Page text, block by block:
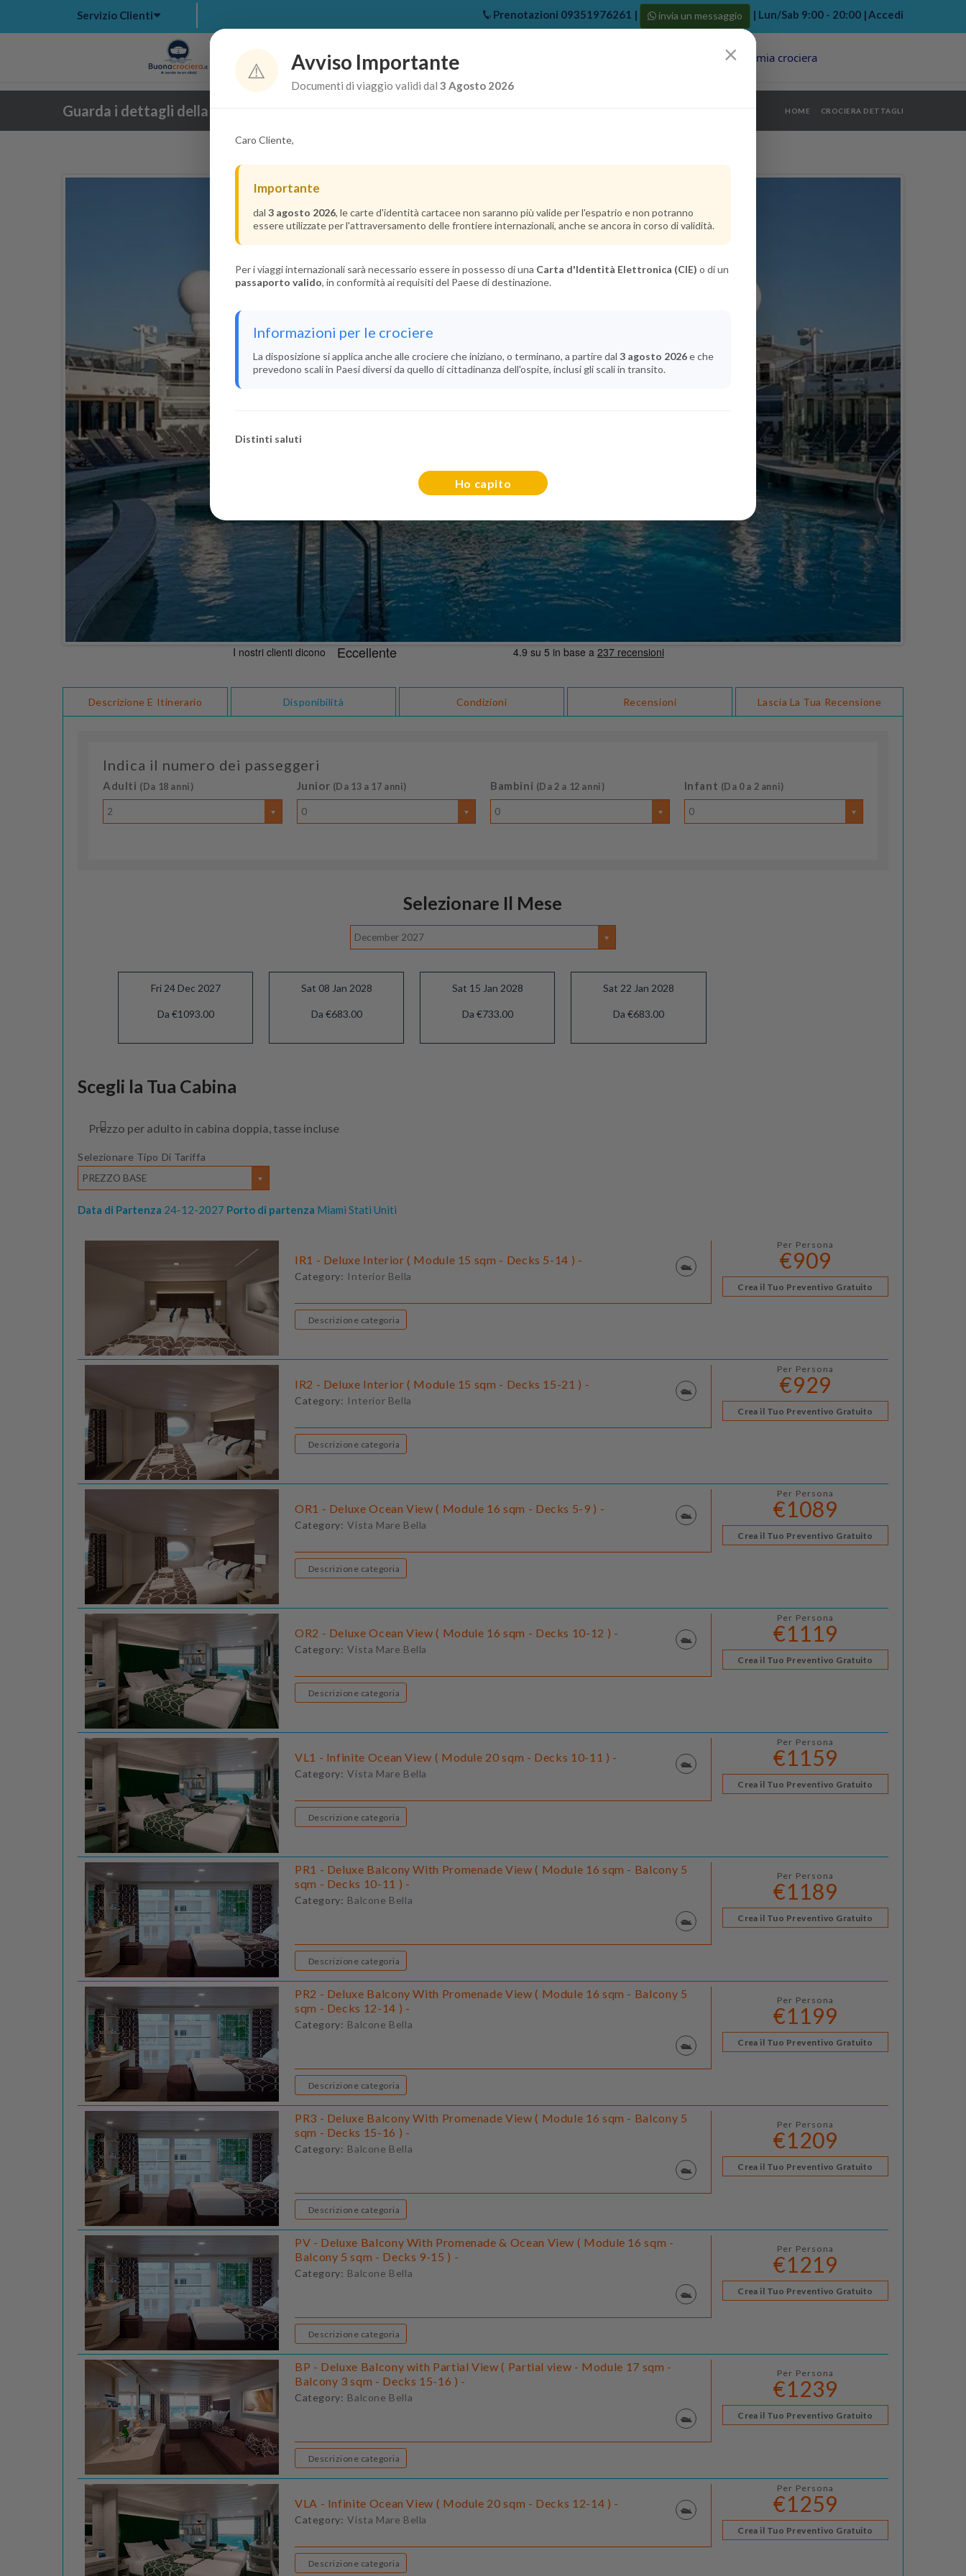
>
>
Servizio Clienti Prenotazioni 09351976261 | invia un messaggio | Lun/Sab 9:00 - 20:00 |Accedi
Home Chi Siamo Offerte Crociere Last Minute La mia crociera
Guarda i dettagli della crociera HOME CROCIERA DETTAGLI
Descrizione E Itinerario Disponibilità Condizioni Recensioni Lascia La Tua Recensione
Indica il numero dei passeggeri
Adulti (Da 18 anni)
2
Junior (Da 13 a 17 anni)
0
Bambini (Da 2 a 12 anni)
0
Infant (Da 0 a 2 anni)
0
Selezionare Il Mese
December 2027
Fri 24 Dec 2027
Da €1093.00
Sat 08 Jan 2028
Da €683.00
Sat 15 Jan 2028
Da €733.00
Sat 22 Jan 2028
Da €683.00
Scegli la Tua Cabina
Prezzo per adulto in cabina doppia, tasse incluse
Selezionare Tipo Di Tariffa
PREZZO BASE
Data di Partenza 24-12-2027 Porto di partenza Miami Stati Uniti
IR1 - Deluxe Interior ( Module 15 sqm - Decks 5-14 ) -
Category: Interior Bella
Per Persona
€909
Crea il Tuo Preventivo Gratuito
Descrizione categoria
IR2 - Deluxe Interior ( Module 15 sqm - Decks 15-21 ) -
Category: Interior Bella
Per Persona
€929
Crea il Tuo Preventivo Gratuito
Descrizione categoria
OR1 - Deluxe Ocean View ( Module 16 sqm - Decks 5-9 ) -
Category: Vista Mare Bella
Per Persona
€1089
Crea il Tuo Preventivo Gratuito
Descrizione categoria
OR2 - Deluxe Ocean View ( Module 16 sqm - Decks 10-12 ) -
Category: Vista Mare Bella
Per Persona
€1119
Crea il Tuo Preventivo Gratuito
Descrizione categoria
VL1 - Infinite Ocean View ( Module 20 sqm - Decks 10-11 ) -
Category: Vista Mare Bella
Per Persona
€1159
Crea il Tuo Preventivo Gratuito
Descrizione categoria
PR1 - Deluxe Balcony With Promenade View ( Module 16 sqm - Balcony 5
sqm - Decks 10-11 ) -
Category: Balcone Bella
Per Persona
€1189
Crea il Tuo Preventivo Gratuito
Descrizione categoria
PR2 - Deluxe Balcony With Promenade View ( Module 16 sqm - Balcony 5
sqm - Decks 12-14 ) -
Category: Balcone Bella
Per Persona
€1199
Crea il Tuo Preventivo Gratuito
Descrizione categoria
PR3 - Deluxe Balcony With Promenade View ( Module 16 sqm - Balcony 5
sqm - Decks 15-16 ) -
Category: Balcone Bella
Per Persona
€1209
Crea il Tuo Preventivo Gratuito
Descrizione categoria
PV - Deluxe Balcony With Promenade & Ocean View ( Module 16 sqm -
Balcony 5 sqm - Decks 9-15 ) -
Category: Balcone Bella
Per Persona
€1219
Crea il Tuo Preventivo Gratuito
Descrizione categoria
BP - Deluxe Balcony with Partial View ( Partial view - Module 17 sqm -
Balcony 3 sqm - Decks 15-16 ) -
Category: Balcone Bella
Per Persona
€1239
Crea il Tuo Preventivo Gratuito
Descrizione categoria
VLA - Infinite Ocean View ( Module 20 sqm - Decks 12-14 ) -
Category: Vista Mare Bella
Per Persona
€1259
Crea il Tuo Preventivo Gratuito
Descrizione categoria
×
⚠️ Avviso Importante
Documenti di viaggio validi dal 3 Agosto 2026
Caro Cliente,
Importante
dal 3 agosto 2026, le carte d'identità cartacee non saranno più valide per l'espatrio e non potranno
essere utilizzate per l'attraversamento delle frontiere internazionali, anche se ancora in corso di validità.
Per i viaggi internazionali sarà necessario essere in possesso di una Carta d'Identità Elettronica (CIE) o di un
passaporto valido, in conformità ai requisiti del Paese di destinazione.
Informazioni per le crociere
La disposizione si applica anche alle crociere che iniziano, o terminano, a partire dal 3 agosto 2026e che
prevedono scali in Paesi diversi da quello di cittadinanza dell'ospite, inclusi gli scali in transito.
Distinti saluti
Ho capito